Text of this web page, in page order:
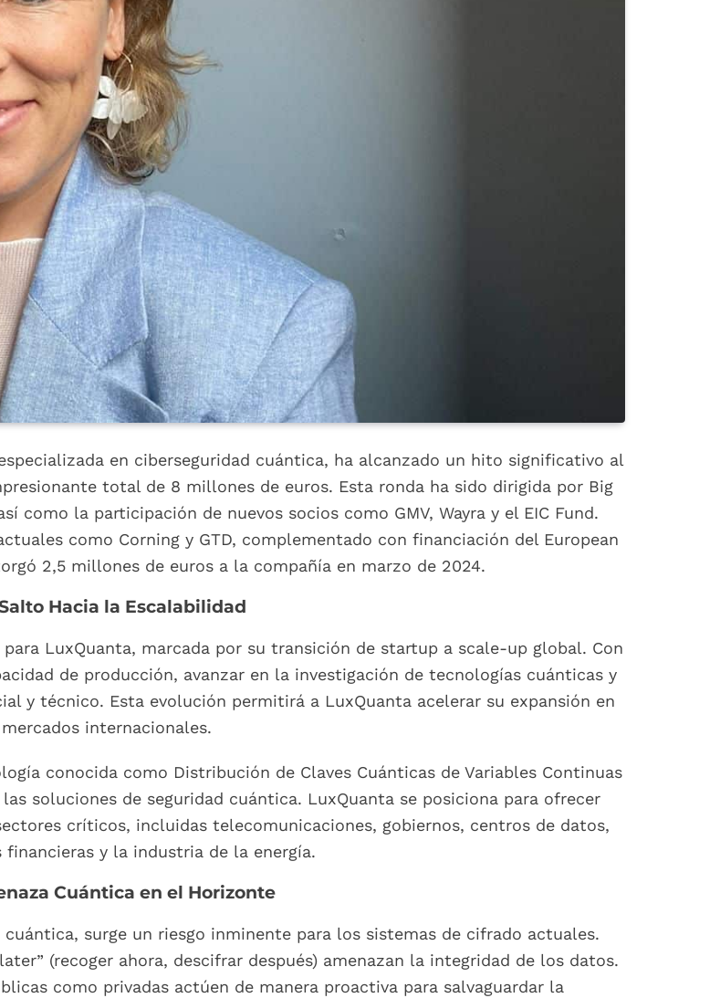
en ciberseguridad cuántica, ha alcanzado un hito significativo al
total de 8 millones de euros. Esta ronda ha sido dirigida por Big
como la participación de nuevos socios como GMV, Wayra y el EIC Fund.
como Corning y GTD, complementado con financiación del European
2,5 millones de euros a la compañía en marzo de 2024.
Hacia la Escalabilidad
LuxQuanta, marcada por su transición de startup a scale-up global. Con
de producción, avanzar en la investigación de tecnologías cuánticas y
y técnico. Esta evolución permitirá a LuxQuanta acelerar su expansión en
mercados internacionales.
conocida como Distribución de Claves Cuánticas de Variables Continuas
soluciones de seguridad cuántica. LuxQuanta se posiciona para ofrecer
críticos, incluidas telecomunicaciones, gobiernos, centros de datos,
y la industria de la energía.
Cuántica en el Horizonte
surge un riesgo inminente para los sistemas de cifrado actuales.
(recoger ahora, descifrar después) amenazan la integridad de los datos.
como privadas actúen de manera proactiva para salvaguardar la